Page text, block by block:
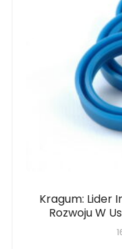
Kragum: Lider
Rozwoju W